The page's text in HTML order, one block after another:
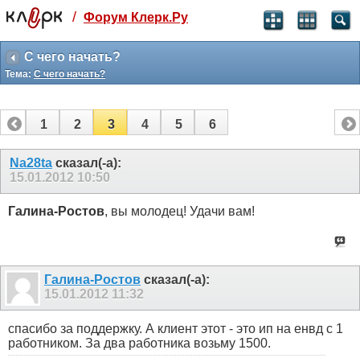
Святые угодники, Клерк без рекламы
прекрасен:)
месяц
3 месяца
259 ₽
-10%
полгода
499 ₽
-15%
Отмена Оплатить
/ Форум Клерк.Ру
С чего начать?
Тема: С чего начать?
1 2 3 4 5 6
Na28ta сказал(-а):
15.01.2012 10:50
Галина-Ростов, вы молодец! Удачи вам!
Галина-Ростов сказал(-а):
15.01.2012 11:32
спасибо за поддержку. А клиент этот - это ип на енвд с 1
работником. За два работника возьму 1500.